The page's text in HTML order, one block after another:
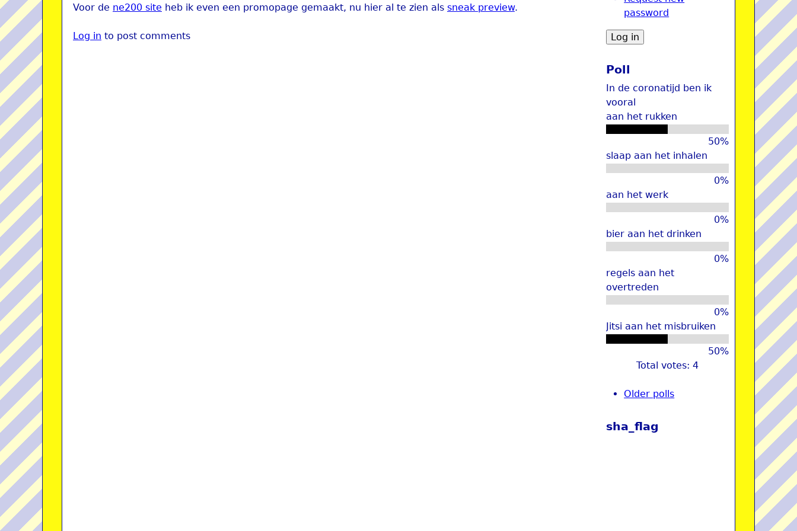
Voor de ne200 site heb ik even een promopage gemaakt, nu hier al te zien als sneak preview.
Log in to post comments
password
Poll
In de coronatijd ben ik
vooral
aan het rukken
50%
slaap aan het inhalen
0%
aan het werk
0%
bier aan het drinken
0%
regels aan het
overtreden
0%
Jitsi aan het misbruiken
50%
Total votes: 4
Older polls
sha_flag